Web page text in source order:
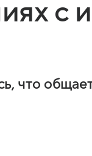
с
что